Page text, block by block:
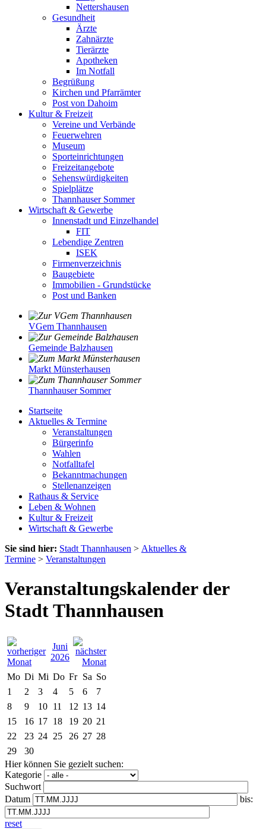
Nettershausen
Gesundheit
Ärzte
Zahnärzte
Tierärzte
Apotheken
Im Notfall
Begrüßung
Kirchen und Pfarrämter
Post von Dahoim
Kultur & Freizeit
Vereine und Verbände
Feuerwehren
Museum
Sporteinrichtungen
Freizeitangebote
Sehenswürdigkeiten
Spielplätze
Thannhauser Sommer
Wirtschaft & Gewerbe
Innenstadt und Einzelhandel
FIT
Lebendige Zentren
ISEK
Firmenverzeichnis
Baugebiete
Immobilien - Grundstücke
Post und Banken
VGem Thannhausen
Gemeinde Balzhausen
Markt Münsterhausen
Thannhauser Sommer
Startseite
Aktuelles & Termine
Veranstaltungen
Bürgerinfo
Wahlen
Notfalltafel
Bekanntmachungen
Stellenanzeigen
Rathaus & Service
Leben & Wohnen
Kultur & Freizeit
Wirtschaft & Gewerbe
Sie sind hier: Stadt Thannhausen > Aktuelles &
Termine > Veranstaltungen
Veranstaltungskalender der
Stadt Thannhausen
Juni
2026
Mo Di Mi Do Fr Sa So
1
2 3 4 5 6
7
8
9 10 11 12 13 14
15
16 17 18 19 20 21
22
23 24 25 26 27 28
29
30
Hier können Sie gezielt suchen:
Kategorie
Suchwort
Datum
bis:
reset